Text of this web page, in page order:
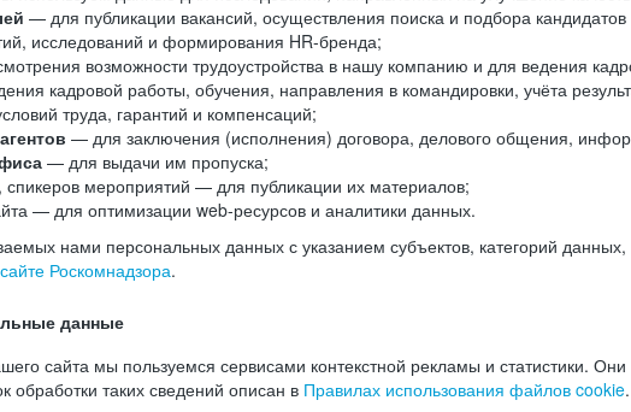
— для публикации вакансий, осуществления поиска и подбора
исследований и формирования HR-бренда;
возможности трудоустройства в нашу компанию и для ведения
кадровой работы, обучения, направления в командировки, учёта
труда, гарантий и компенсаций;
— для заключения (исполнения) договора, делового общения,
— для выдачи им пропуска;
спикеров мероприятий — для публикации их материалов;
— для оптимизации web-ресурсов и аналитики данных.
нами персональных данных с указанием субъектов, категорий
Роскомнадзора.
данные
сайта мы пользуемся сервисами контекстной рекламы и статистики.
обработки таких сведений описан в Правилах использования файлов cookie.